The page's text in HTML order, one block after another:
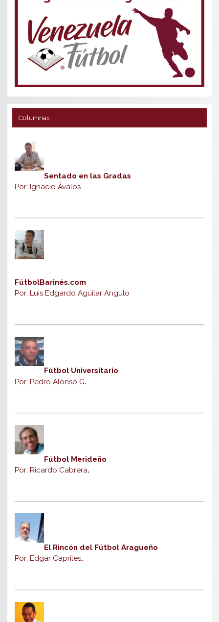
Columnas
Sentado en las Gradas
Por: Ignacio Ávalos
FútbolBarinés.com
Por: Luis Edgardo Aguilar Angulo
Fútbol Universitario
Por: Pedro Alonso G.
Fútbol Merideño
Por: Ricardo Cabrera.
El Rincón del Fútbol Aragueño
Por: Edgar Capriles.